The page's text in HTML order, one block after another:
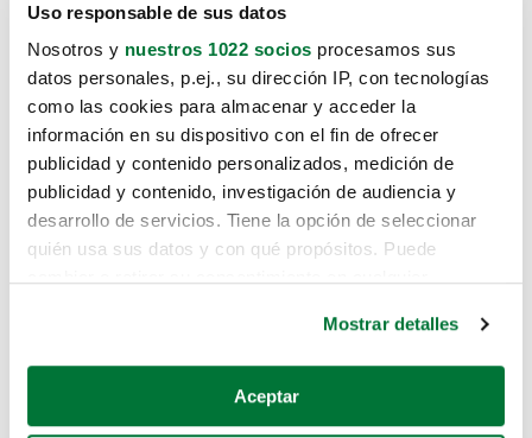
Uso responsable de sus datos
Nosotros y nuestros 1022 socios procesamos sus
datos personales, p.ej., su dirección IP, con tecnologías
como las cookies para almacenar y acceder la
información en su dispositivo con el fin de ofrecer
publicidad y contenido personalizados, medición de
publicidad y contenido, investigación de audiencia y
desarrollo de servicios. Tiene la opción de seleccionar
quién usa sus datos y con qué propósitos. Puede
Si lo permite, también quisiéramos:
Recopilar información sobre su ubicación geográfica
Mostrar detalles
Aceptar
Lo sentimos, no sabemos como
te hemos traido hasta aquí.
Pero puedes encontrar el coche que estás
buscando en alguno de estos enlaces:
Coches de segunda mano
Coches de km0